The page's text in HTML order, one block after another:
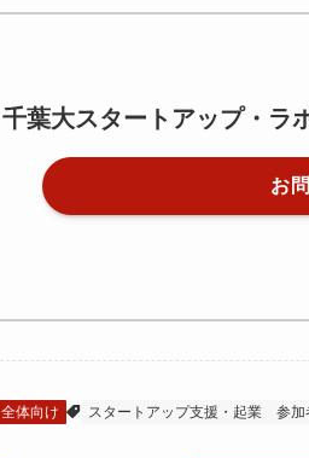
千葉大スタートアップ・ラ
お
全体向け スタートアップ支援・起業 参加